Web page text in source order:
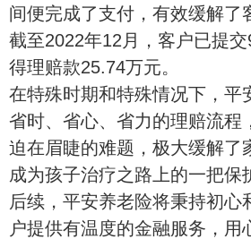
间便完成了支付，有效缓解了
截至2022年12月，客户已提
得理赔款25.74万元。
在特殊时期和特殊情况下，平
省时、省心、省力的理赔流程
迫在眉睫的难题，极大缓解了
成为孩子治疗之路上的一把保
后续，平安养老险将秉持初心
户提供有温度的金融服务，用